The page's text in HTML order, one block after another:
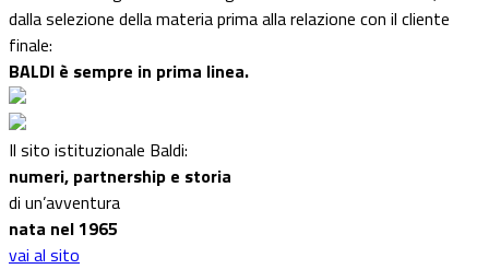
dalla selezione della materia prima alla relazione con il cliente
finale:
BALDI è sempre in prima linea.
Il sito istituzionale Baldi:
numeri, partnership e storia
di un’avventura
nata nel 1965
vai al sito